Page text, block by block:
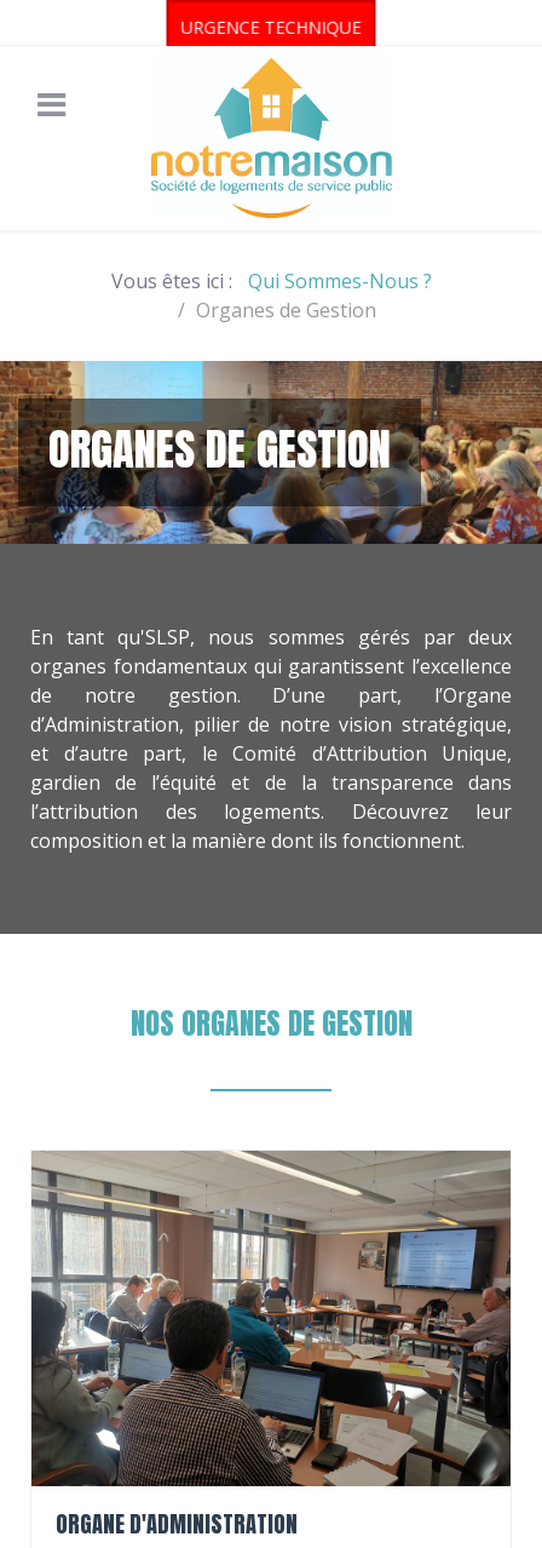
URGENCE TECHNIQUE
Vous êtes ici :
Qui Sommes-Nous ?
Organes de Gestion
ORGANES DE GESTION
En tant qu'SLSP, nous sommes gérés par deux
organes fondamentaux qui garantissent l’excellence
de notre gestion. D’une part, l’Organe
d’Administration, pilier de notre vision stratégique,
et d’autre part, le Comité d’Attribution Unique,
gardien de l’équité et de la transparence dans
l’attribution des logements. Découvrez leur
composition et la manière dont ils fonctionnent.
NOS ORGANES DE GESTION
ORGANE D'ADMINISTRATION